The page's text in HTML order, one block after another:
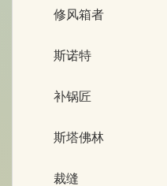
修风箱者
斯诺特
补锅匠
斯塔佛林
裁缝